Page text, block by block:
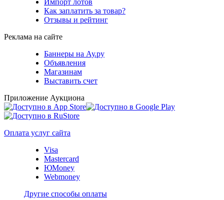
Как заплатить за товар?
Отзывы и рейтинг
Реклама на сайте
Баннеры на Ау.ру
Объявления
Магазинам
Выставить счет
Приложение Аукциона
Оплата услуг сайта
Visa
Mastercard
ЮMoney
Webmoney
Другие способы оплаты